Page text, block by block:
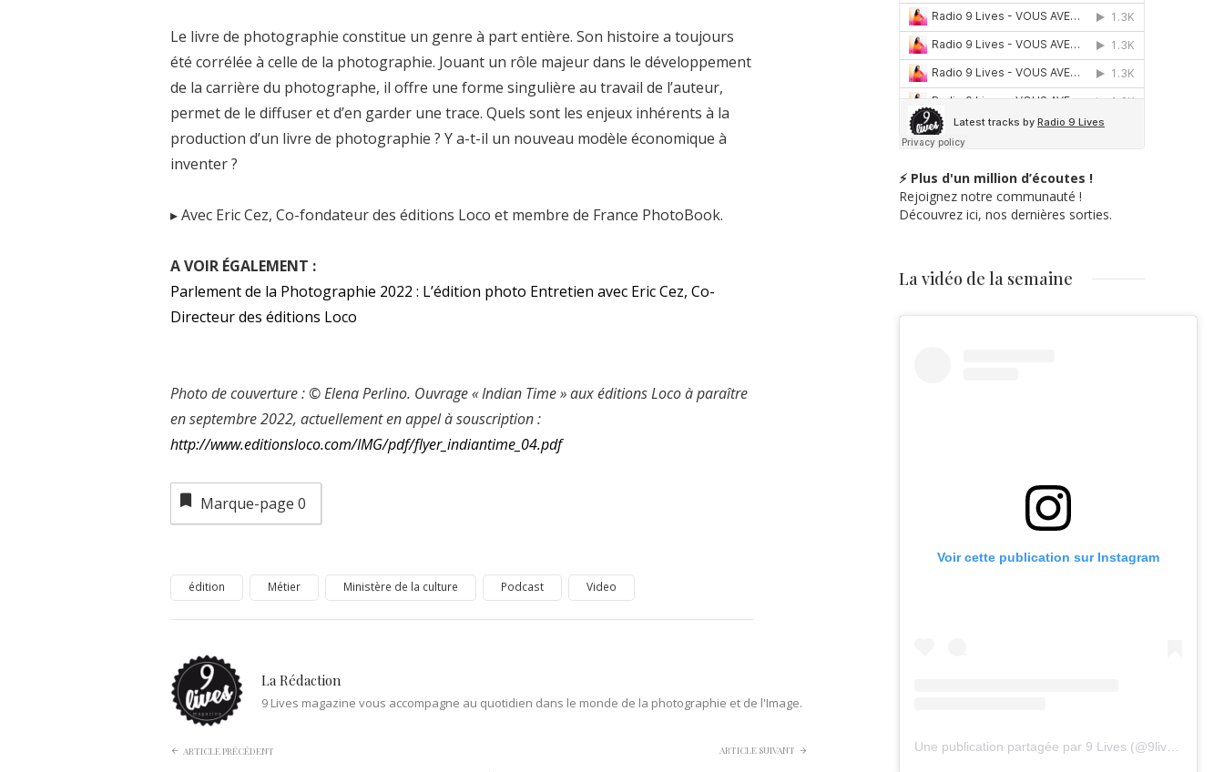
Le livre de photographie constitue un genre à part entière. Son histoire a toujours
été corrélée à celle de la photographie. Jouant un rôle majeur dans le développement
de la carrière du photographe, il offre une forme singulière au travail de l’auteur,
permet de le diffuser et d’en garder une trace. Quels sont les enjeux inhérents à la
production d’un livre de photographie ? Y a-t-il un nouveau modèle économique à
inventer ?
▸ Avec Eric Cez, Co-fondateur des éditions Loco et membre de France PhotoBook.
A VOIR ÉGALEMENT :
Parlement de la Photographie 2022 : L’édition photo Entretien avec Eric Cez, Co-
Directeur des éditions Loco
Photo de couverture : © Elena Perlino. Ouvrage « Indian Time » aux éditions Loco à paraître
en septembre 2022, actuellement en appel à souscription :
http://www.editionsloco.com/IMG/pdf/flyer_indiantime_04.pdf
Marque-page 0
édition Métier Ministère de la culture Podcast Video
La Rédaction
9 Lives magazine vous accompagne au quotidien dans le monde de la photographie et de l'Image.
ARTICLE PRÉCÉDENT ARTICLE SUIVANT
⚡ Plus d'un million d’écoutes !
Rejoignez notre communauté !
Découvrez ici, nos dernières sorties.
La vidéo de la semaine
Voir cette publication sur Instagram